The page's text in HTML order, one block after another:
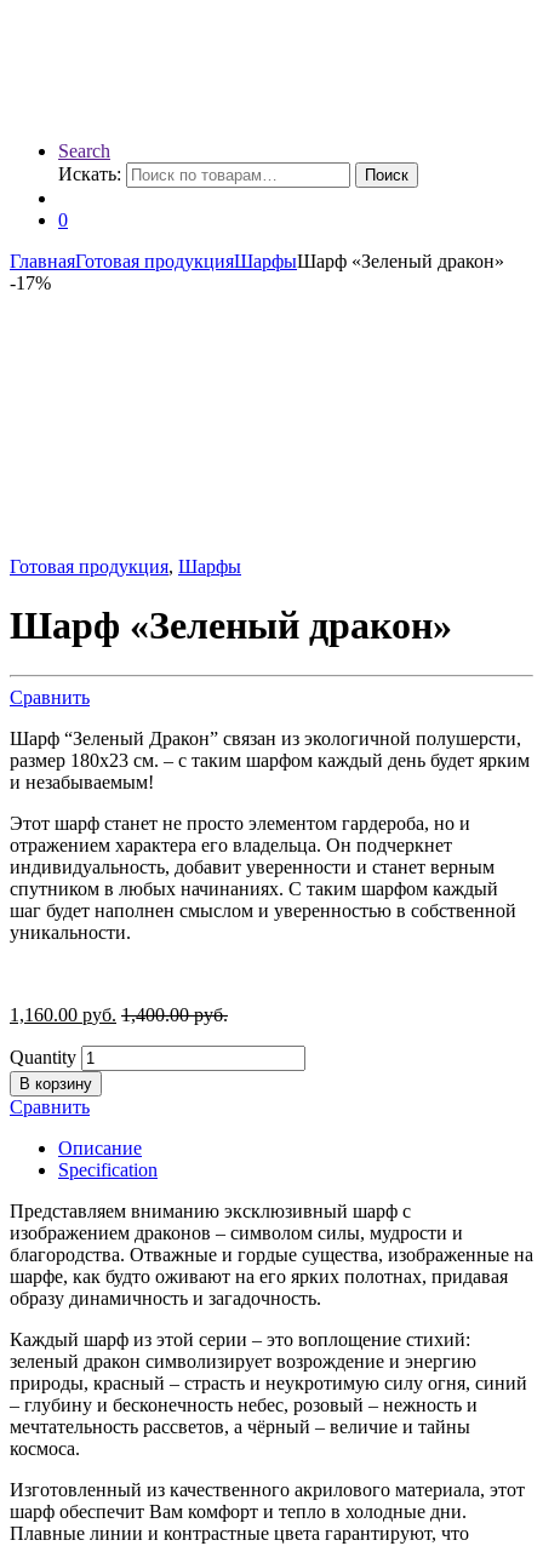
Search
Искать:
Поиск
0
ГлавнаяГотовая продукцияШарфыШарф «Зеленый дракон»
-17%
Готовая продукция, Шарфы
Шарф «Зеленый дракон»
Сравнить
Шарф “Зеленый Дракон” связан из экологичной полушерсти,
размер 180х23 см. – с таким шарфом каждый день будет ярким
и незабываемым!
Этот шарф станет не просто элементом гардероба, но и
отражением характера его владельца. Он подчеркнет
индивидуальность, добавит уверенности и станет верным
спутником в любых начинаниях. С таким шарфом каждый
шаг будет наполнен смыслом и уверенностью в собственной
уникальности.
1,160.00 руб. 1,400.00руб.
Quantity
В корзину
Сравнить
Описание
Specification
Представляем вниманию эксклюзивный шарф с
изображением драконов – символом силы, мудрости и
благородства. Отважные и гордые существа, изображенные на
шарфе, как будто оживают на его ярких полотнах, придавая
образу динамичность и загадочность.
Каждый шарф из этой серии – это воплощение стихий:
зеленый дракон символизирует возрождение и энергию
природы, красный – страсть и неукротимую силу огня, синий
– глубину и бесконечность небес, розовый – нежность и
мечтательность рассветов, а чёрный – величие и тайны
космоса.
Изготовленный из качественного акрилового материала, этот
шарф обеспечит Вам комфорт и тепло в холодные дни.
Плавные линии и контрастные цвета гарантируют, что